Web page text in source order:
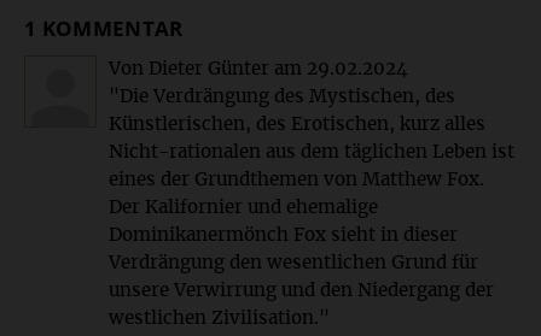
1 KOMMENTAR
Von Dieter Günter am 29.02.2024
"Die Verdrängung des Mystischen, des
Künstlerischen, des Erotischen, kurz alles
Nicht-rationalen aus dem täglichen Leben ist
eines der Grundthemen von Matthew Fox.
Der Kalifornier und ehemalige
Dominikanermönch Fox sieht in dieser
Verdrängung den wesentlichen Grund für
unsere Verwirrung und den Niedergang der
westlichen Zivilisation."